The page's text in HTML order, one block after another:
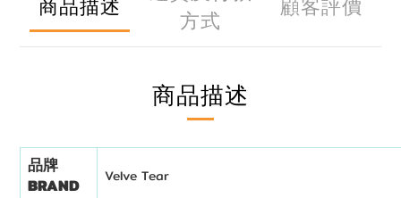
商品描述
方式
顧客評價
商品描述
品牌
BRAND
Velve Tear